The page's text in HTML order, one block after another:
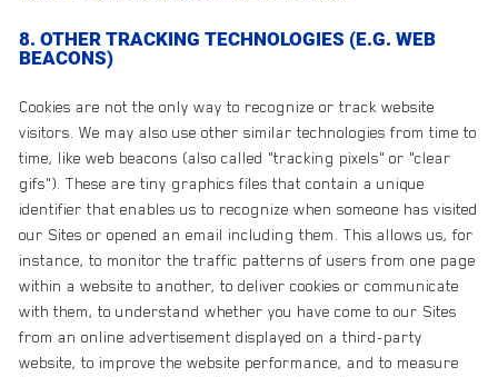
8. OTHER TRACKING TECHNOLOGIES (E.G. WEB
BEACONS)
Cookies are not the only way to recognize or track website
visitors. We may also use other similar technologies from time to
time, like web beacons (also called "tracking pixels" or "clear
gifs"). These are tiny graphics files that contain a unique
identifier that enables us to recognize when someone has visited
our Sites or opened an email including them. This allows us, for
instance, to monitor the traffic patterns of users from one page
within a website to another, to deliver cookies or communicate
with them, to understand whether you have come to our Sites
from an online advertisement displayed on a third-party
website, to improve the website performance, and to measure